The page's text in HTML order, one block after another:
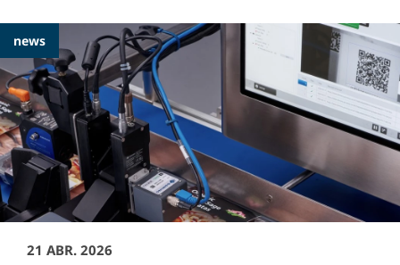
Featured
Articles
news
21 ABR. 2026